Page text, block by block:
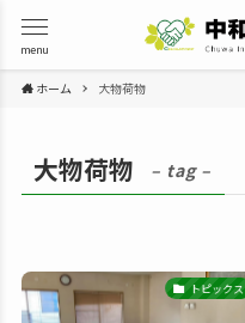
menu
ホーム 大物荷物
大物荷物 – tag –
トピックス